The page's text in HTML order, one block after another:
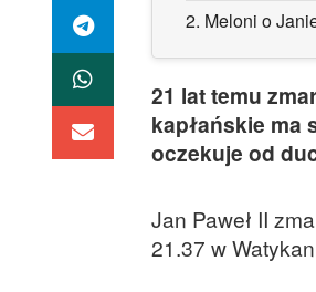
2. Meloni o
21 lat temu
kapłańskie ma
oczekuje od
Jan Paweł II
21.37 w